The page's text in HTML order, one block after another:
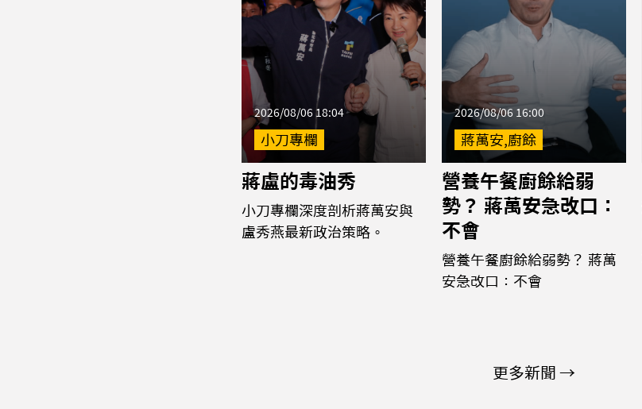
2026/08/06 18:04
小刀專欄
蔣盧的毒油秀
小刀專欄深度剖析蔣萬安與
盧秀燕最新政治策略。
2026/08/06 16:00
蔣萬安,廚餘
營養午餐廚餘給弱
勢？ 蔣萬安急改口：
不會
營養午餐廚餘給弱勢？ 蔣萬
安急改口：不會
更多新聞 →